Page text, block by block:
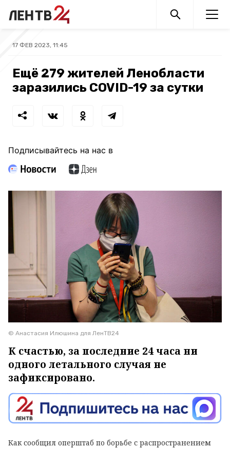
17 ФЕВ 2023, 11:45
Ещё 279 жителей Ленобласти
заразились COVID-19 за сутки
Подписывайтесь на нас в
© Анастасия Илюшина для ЛенТВ24
К счастью, за последние 24 часа ни
одного летального случая не
зафиксировано.
Как сообщил оперштаб по борьбе с распространением